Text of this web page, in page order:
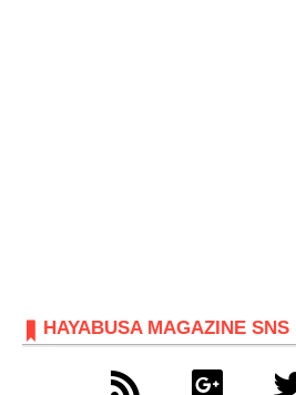
HAYABUSA MAGAZINE SNS